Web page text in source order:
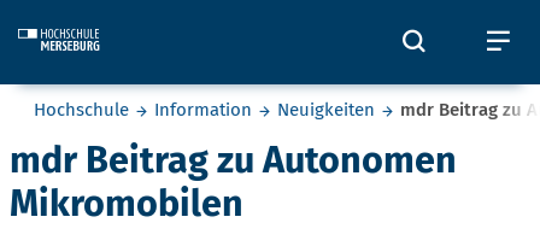
Öffnet
Sie befinden sich hier:
Hochschule Information Neuigkeiten mdr Beitrag zu
mdr Beitrag zu Autonomen
Mikromobilen